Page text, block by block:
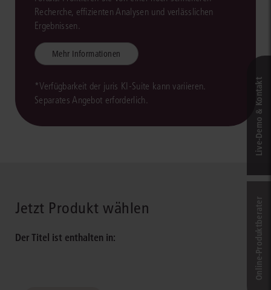
Recherche, effizienten Analysen und verlässlichen
Ergebnissen.
Mehr Informationen
*Verfügbarkeit der juris KI-Suite kann variieren.
Separates Angebot erforderlich.
Jetzt Produkt wählen
Der Titel ist enthalten in:
Live‑Demo & Kontakt
Online-Produkt­berater